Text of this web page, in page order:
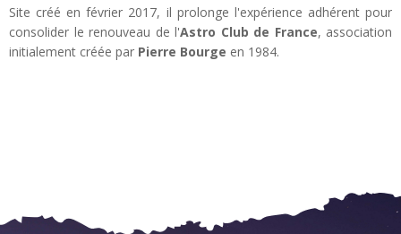
Site créé en février 2017, il prolonge l'expérience adhérent pour
consolider le renouveau de l'Astro Club de France, association
initialement créée par Pierre Bourge en 1984.